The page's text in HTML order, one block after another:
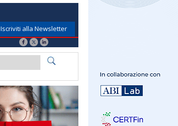
Iscriviti alla Newsletter